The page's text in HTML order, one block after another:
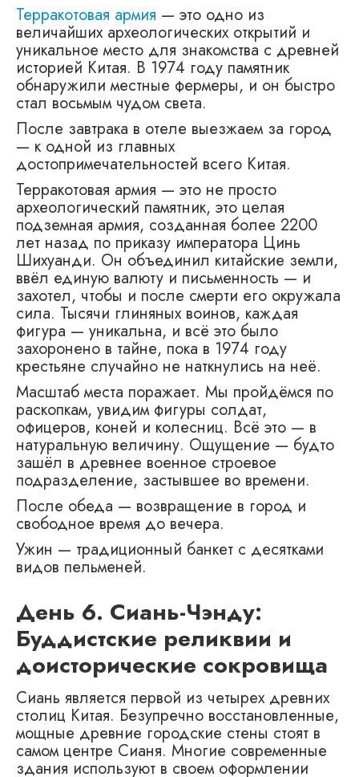
Терракотовая армия — это одно из
величайших археологических открытий и
уникальное место для знакомства с древней
историей Китая. В 1974 году памятник
обнаружили местные фермеры, и он быстро
стал восьмым чудом света.
После завтрака в отеле выезжаем за город
— к одной из главных
достопримечательностей всего Китая.
Терракотовая армия — это не просто
археологический памятник, это целая
подземная армия, созданная более 2200
лет назад по приказу императора Цинь
Шихуанди. Он объединил китайские земли,
ввёл единую валюту и письменность — и
захотел, чтобы и после смерти его окружала
сила. Тысячи глиняных воинов, каждая
фигура — уникальна, и всё это было
захоронено в тайне, пока в 1974 году
крестьяне случайно не наткнулись на неё.
Масштаб места поражает. Мы пройдёмся по
раскопкам, увидим фигуры солдат,
офицеров, коней и колесниц. Всё это — в
натуральную величину. Ощущение — будто
зашёл в древнее военное строевое
подразделение, застывшее во времени.
После обеда — возвращение в город и
свободное время до вечера.
Ужин — традиционный банкет с десятками
видов пельменей.
День 6. Сиань-Чэнду:
Буддистские реликвии и
доисторические сокровища
Сиань является первой из четырех древних
столиц Китая. Безупречно восстановленные,
мощные древние городские стены стоят в
самом центре Сианя. Многие современные
здания используют в своем оформлении